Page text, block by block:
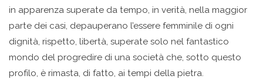
in apparenza superate da tempo, in verità, nella maggior
parte dei casi, depauperano l’essere femminile di ogni
dignità, rispetto, libertà, superate solo nel fantastico
mondo del progredire di una società che, sotto questo
profilo, è rimasta, di fatto, ai tempi della pietra.